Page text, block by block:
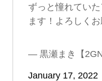
ずっと憧れてい
ます！よろしく
— 黒瀬まき【
January 17, 2022